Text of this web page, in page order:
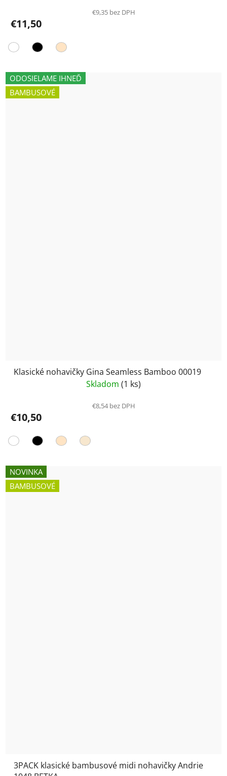
€9,35 bez DPH
€11,50
ODOSIELAME IHNEĎ
BAMBUSOVÉ
Klasické nohavičky Gina Seamless Bamboo 00019
Skladom (1 ks)
€8,54 bez DPH
€10,50
NOVINKA
BAMBUSOVÉ
3PACK klasické bambusové midi nohavičky Andrie